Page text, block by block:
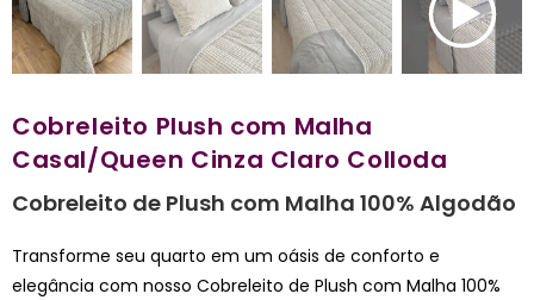
Cobreleito Plush com Malha
Casal/Queen Cinza Claro Colloda
Cobreleito de Plush com Malha 100% Algodão
Transforme seu quarto em um oásis de conforto e
elegância com nosso Cobreleito de Plush com Malha 100%